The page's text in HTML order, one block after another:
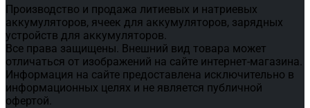
Производство и продажа литиевых и натриевых
аккумуляторов, ячеек для аккумуляторов, зарядных
устройств для аккумуляторов.
Все права защищены. Внешний вид товара может
отличаться от изображений на сайте интернет-магазина.
Информация на сайте предоставлена исключительно в
информационных целях и не является публичной
офертой.